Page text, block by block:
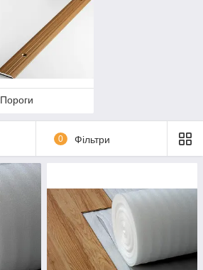
Пороги
0 Фільтри